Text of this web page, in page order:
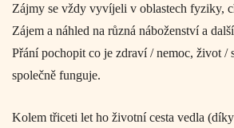
Zájmy se vždy vyvíjeli v oblastech fyziky,
Zájem a náhled na různá náboženství a
Přání pochopit co je zdraví / nemoc, život /
společně funguje.
Kolem třiceti let ho životní cesta vedla